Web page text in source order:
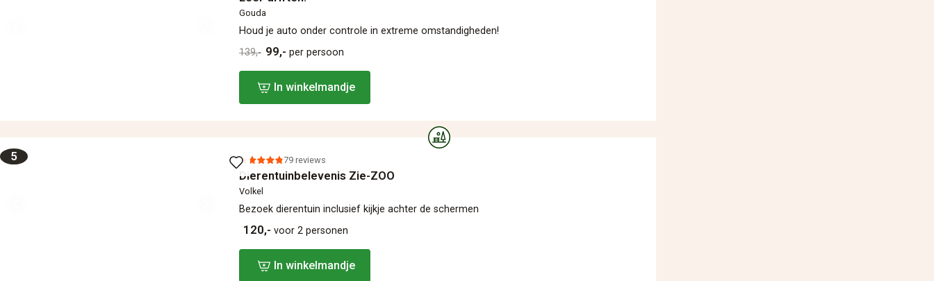
Gouda
Houd je auto onder controle in extreme omstandigheden!
139,- 99,- per persoon
In winkelmandje
5 79 reviews
Dierentuinbelevenis Zie-ZOO
Volkel
Bezoek dierentuin inclusief kijkje achter de schermen
120,- voor 2 personen
In winkelmandje